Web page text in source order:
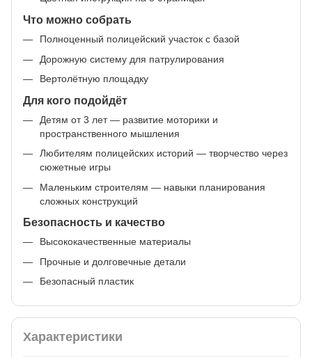
Что можно собрать
Полноценный полицейский участок с базой
Дорожную систему для патрулирования
Вертолётную площадку
Для кого подойдёт
Детям от 3 лет — развитие моторики и
пространственного мышления
Любителям полицейских историй — творчество через
сюжетные игры
Маленьким строителям — навыки планирования
сложных конструкций
Безопасность и качество
Высококачественные материалы
Прочные и долговечные детали
Безопасный пластик
Характеристики